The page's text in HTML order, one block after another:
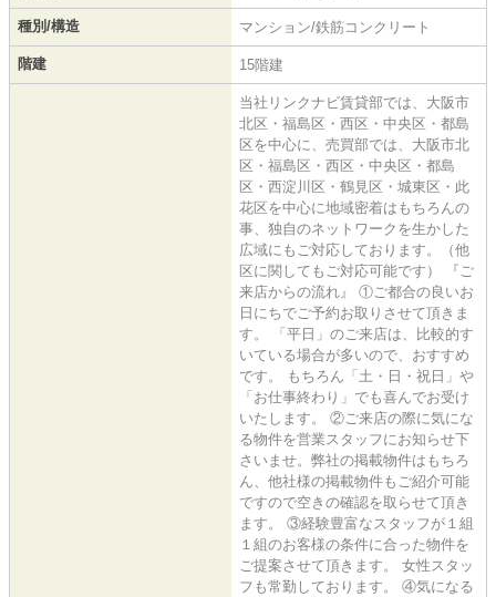
種別/構造 マンション/鉄筋コンクリート
階建 15階建
当社リンクナビ賃貸部では、大阪市
北区・福島区・西区・中央区・都島
区を中心に、売買部では、大阪市北
区・福島区・西区・中央区・都島
区・西淀川区・鶴見区・城東区・此
花区を中心に地域密着はもちろんの
事、独自のネットワークを生かした
広域にもご対応しております。（他
区に関してもご対応可能です） 『ご
来店からの流れ』 ①ご都合の良いお
日にちでご予約お取りさせて頂きま
す。 「平日」のご来店は、比較的す
いている場合が多いので、おすすめ
です。 もちろん「土・日・祝日」や
「お仕事終わり」でも喜んでお受け
いたします。 ②ご来店の際に気にな
る物件を営業スタッフにお知らせ下
さいませ。弊社の掲載物件はもちろ
ん、他社様の掲載物件もご紹介可能
ですので空きの確認を取らせて頂き
ます。 ③経験豊富なスタッフが１組
１組のお客様の条件に合った物件を
ご提案させて頂きます。 女性スタッ
フも常勤しております。 ④気になる